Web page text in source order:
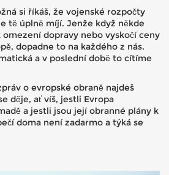
si říkáš, že vojenské rozpočty
tě úplně míjí. Jenže když někde
dopravy nebo vyskočí ceny
dopadne to na každého z nás.
a v poslední době to cítíme
o evropské obraně najdeš
děje, ať víš, jestli Evropa
a jestli jsou její obranné plány k
doma není zadarmo a týká se